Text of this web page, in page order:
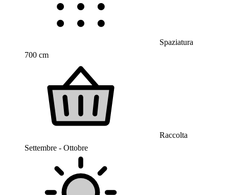
Spaziatura
700 cm
Raccolta
Settembre - Ottobre